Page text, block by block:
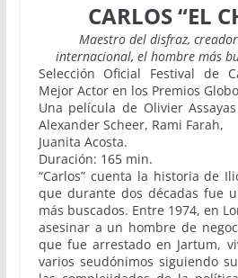
CARLOS “EL
Maestro del disfraz,
internacional, el hombre más
Selección Oficial Festival de
Mejor Actor en los Premios
Una película de Olivier
Alexander Scheer, Rami Farah,
Juanita Acosta.
Duración: 165 min.
“Carlos” cuenta la historia de
que durante dos décadas fue
más buscados. Entre 1974, en
asesinar a un hombre de
que fue arrestado en Jartum,
varios seudónimos siguiendo